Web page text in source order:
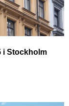
i Stockholm